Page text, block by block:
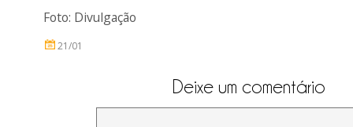
Foto: Divulgação
21/01
Deixe um comentário